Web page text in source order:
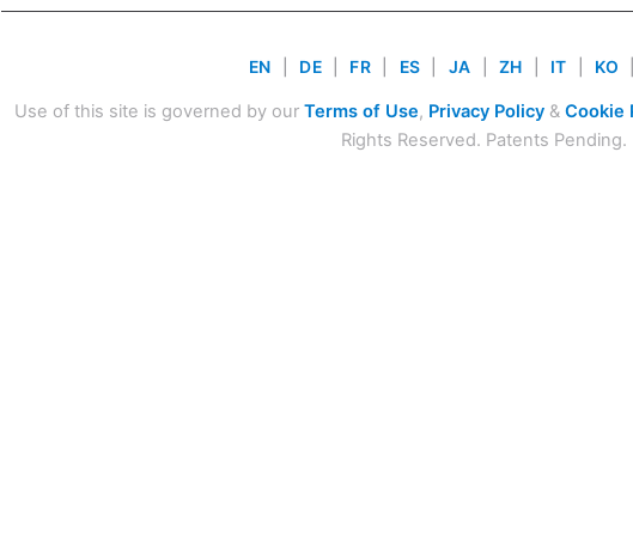
EN DE FR ES JA ZH IT KO
Use of this site is governed by our Terms of Use, Privacy Policy& Cookie
Rights Reserved. Patents Pending.